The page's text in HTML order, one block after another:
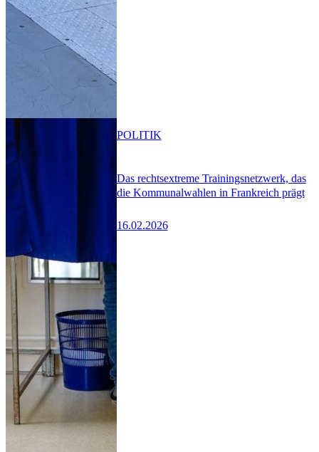
Das rechtsextreme Trainingsnetzwerk, das
die Kommunalwahlen in Frankreich prägt
16.02.2026
POLITIK